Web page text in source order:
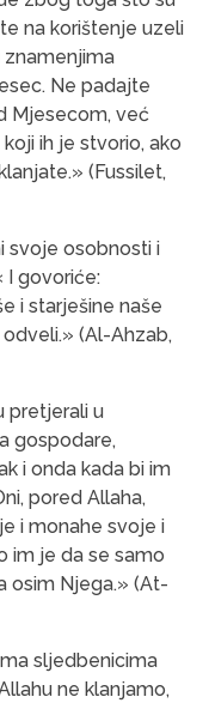
na korištenje uzeli
znamenjima
Ne padajte
Mjesecom, već
ih je stvorio, ako
(Fussilet,
svoje osobnosti i
I govoriće:
i starješine naše
(Al-Ahzab,
pretjerali u
gospodare,
i onda kada bi im
pored Allaha,
i monahe svoje i
im je da se samo
osim Njega.» (At-
sljedbenicima
ne klanjamo,